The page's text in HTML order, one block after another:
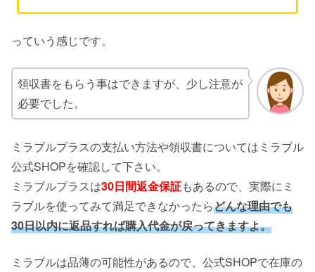
っていう感じです。
領収書をもらう事はできますが、少し注意が
必要でした。
ミラブルプラスの支払い方法や領収書についてはミラブル
公式SHOPを確認して下さい。
ミラブルプラスは30日間返金保証もあるので、実際にミ
ラブルを使ってみて満足できなかったらどんな理由でも
30日以内に返品すれば購入代金が戻ってきますよ。
ミラブルは品薄の可能性があるので、公式SHOPで在庫の